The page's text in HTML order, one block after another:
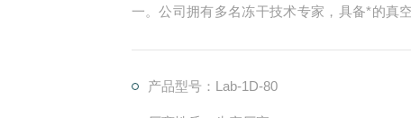
一。公司拥有多名冻干技术专家，具备*的真
产品型号：Lab-1D-80